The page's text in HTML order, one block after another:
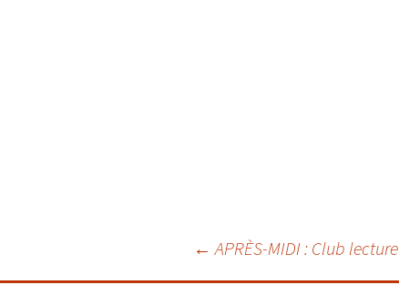
des
← APRÈS-MIDI : Club lecture